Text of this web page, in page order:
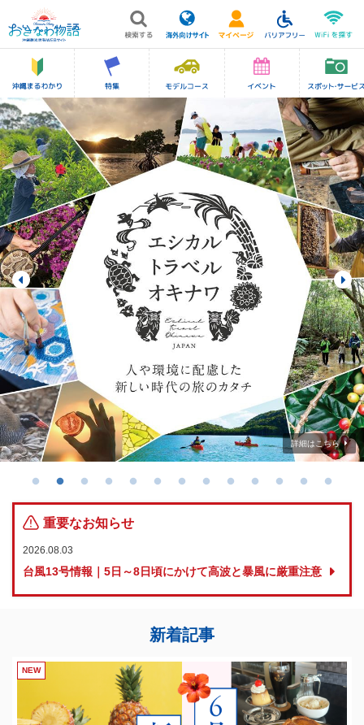
詳細はこちら
詳細はこちら
詳細はこちら
詳細はこちら
詳細はこちら
詳細はこちら
詳細はこちら
詳細はこちら
詳細はこちら
詳細はこちら
詳細はこちら
詳細はこちら
詳細はこちら
重要なお知らせ
2026.08.03
台風13号情報｜5日～8日頃にかけて高波と暴風に厳重注意
新着記事
NEW